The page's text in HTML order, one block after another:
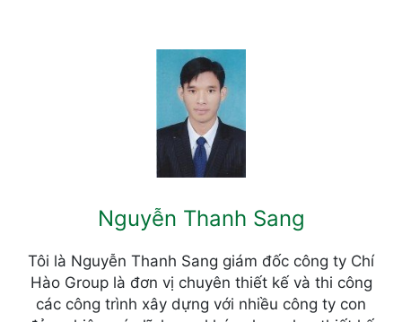
Nguyễn Thanh Sang
Tôi là Nguyễn Thanh Sang giám đốc công ty Chí
Hào Group là đơn vị chuyên thiết kế và thi công
các công trình xây dựng với nhiều công ty con